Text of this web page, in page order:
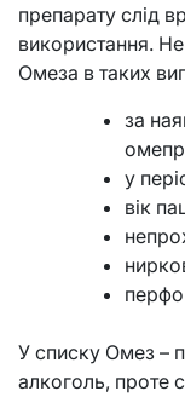
препарату слід
використання.
Омеза в таких
за
у
вік
У списку Омез –
алкоголь, проте